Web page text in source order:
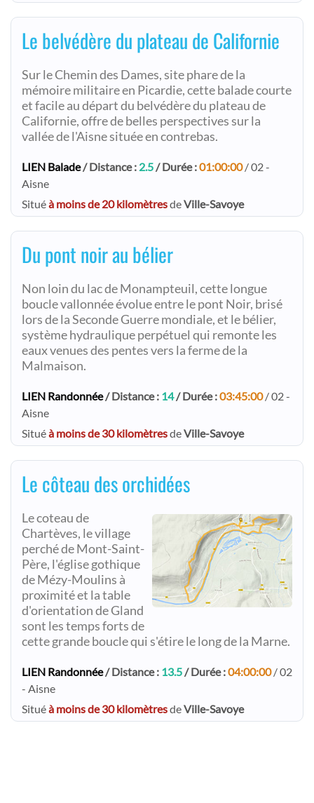
Le belvédère du plateau de Californie
Sur le Chemin des Dames, site phare de la
mémoire militaire en Picardie, cette balade courte
et facile au départ du belvédère du plateau de
Californie, offre de belles perspectives sur la
vallée de l'Aisne située en contrebas.
LIEN Balade/ Distance : 2.5/ Durée :01:00:00/ 02 -
Aisne
Situéà moins de 20 kilomètresdeVille-Savoye
Du pont noir au bélier
Non loin du lac de Monampteuil, cette longue
boucle vallonnée évolue entre le pont Noir, brisé
lors de la Seconde Guerre mondiale, et le bélier,
système hydraulique perpétuel qui remonte les
eaux venues des pentes vers la ferme de la
Malmaison.
LIEN Randonnée/ Distance : 14/ Durée :03:45:00/ 02 -
Aisne
Situéà moins de 30 kilomètresdeVille-Savoye
Le côteau des orchidées
Le coteau de
Chartèves, le village
perché de Mont-Saint-
Père, l'église gothique
de Mézy-Moulins à
proximité et la table
d'orientation de Gland
sont les temps forts de
cette grande boucle qui s'étire le long de la Marne.
LIEN Randonnée/ Distance : 13.5/ Durée :04:00:00/ 02
- Aisne
Situéà moins de 30 kilomètresdeVille-Savoye